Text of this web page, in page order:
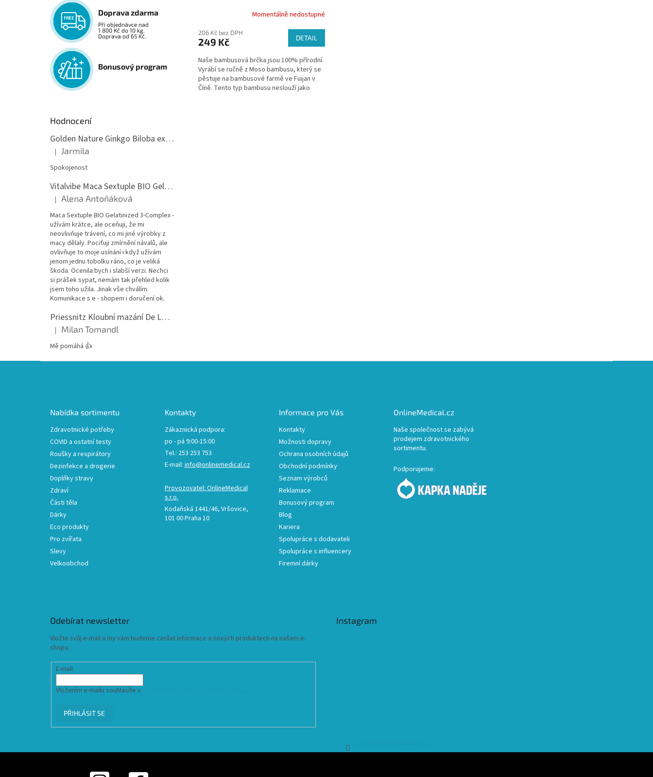
Doprava zdarma
Při objednávce nad
1 800 Kč do 10 kg.
Doprava od 65 Kč.
Bonusový program
Hodnocení
Golden Nature Ginkgo Biloba extrakt 50:1 60mg, 100 kapslí
Hodnocení produktu je 5 z 5 hvězdiček.
| Jarmila
Spokojenost
Vitalvibe Maca Sextuple BIO Gelatinized 3-Complex, 60 kapslí
Hodnocení produktu je 5 z 5 hvězdiček.
| Alena Antoňáková
Maca Sextuple BIO Gelatinized 3-Complex -
užívám krátce, ale oceňuji, že mi
neovlivňuje trávení, co mi jiné výrobky z
macy dělaly. Pociťuji zmírnění návalů, ale
ovlivňuje to moje usínání i když užívám
jenom jednu tobolku ráno, co je veliká
škoda. Ocenila bych i slabší verzi. Nechci
si prášek sypat, nemám tak přehled kolik
jsem toho užila. Jinak vše chválím.
Komunikace s e - shopem i doručení ok.
Priessnitz Kloubní mazání De Luxe, 200ml
Hodnocení produktu je 5 z 5 hvězdiček.
| Milan Tomandl
Mě pomáhá 👍
Momentálně nedostupné
206 Kč bez DPH
249 Kč DETAIL
Naše bambusová brčka jsou 100% přírodní.
Vyrábí se ručně z Moso bambusu, který se
pěstuje na bambusové farmě ve Fuijan v
Číně. Tento typ bambusu neslouží jako
Nabídka sortimentu
Zdravotnické potřeby
COVID a ostatní testy
Roušky a respirátory
Dezinfekce a drogerie
Doplňky stravy
Zdraví
Části těla
Dárky
Eco produkty
Pro zvířata
Slevy
Velkoobchod
Kontakty
Zákaznická podpora:
po - pá 9:00-15:00
Tel.: 253 253 753
E-mail: info@onlinemedical.cz
Provozovatel: OnlineMedical
s.r.o.
Kodaňská 1441/46, Vršovice,
101 00 Praha 10
Informace pro Vás
Kontakty
Možnosti dopravy
Ochrana osobních údajů
Obchodní podmínky
Seznam výrobců
Reklamace
Bonusový program
Blog
Kariera
Spolupráce s dodavateli
Spolupráce s influencery
Firemní dárky
OnlineMedical.cz
Naše společnost se zabývá
prodejem zdravotnického
sortimentu.
Podporujeme:
Odebírat newsletter
Vložte svůj e-mail a my vám budeme zasílat informace o nových produktech na našem e-
shopu.
E-mail
Vložením e-mailu souhlasíte s
PŘIHLÁSIT SE
Instagram